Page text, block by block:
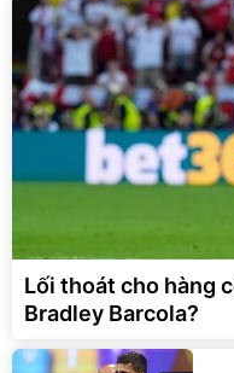
Lối thoát cho hàng
Bradley Barcola?